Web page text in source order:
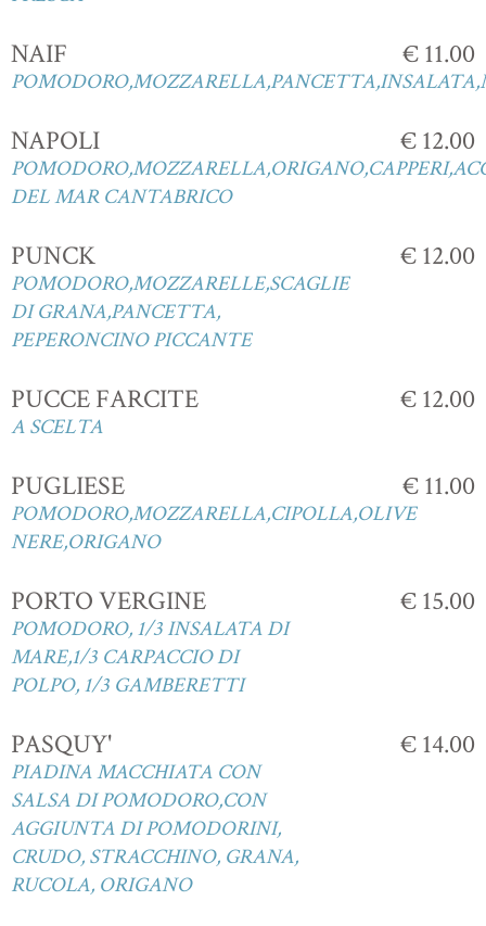
NAIF € 11.00
NAPOLI
DEL MAR CANTABRICO
€ 12.00
PUNCK
POMODORO,MOZZARELLE,SCAGLIE
DI GRANA,PANCETTA,
PEPERONCINO PICCANTE
€ 12.00
PUCCE FARCITE
A SCELTA
€ 12.00
PUGLIESE
POMODORO,MOZZARELLA,CIPOLLA,OLIVE
NERE,ORIGANO
€ 11.00
PORTO VERGINE
POMODORO, 1/3 INSALATA DI
MARE,1/3 CARPACCIO DI
POLPO, 1/3 GAMBERETTI
€ 15.00
PASQUY'
PIADINA MACCHIATA CON
SALSA DI POMODORO,CON
AGGIUNTA DI POMODORINI,
CRUDO, STRACCHINO, GRANA,
RUCOLA, ORIGANO
€ 14.00